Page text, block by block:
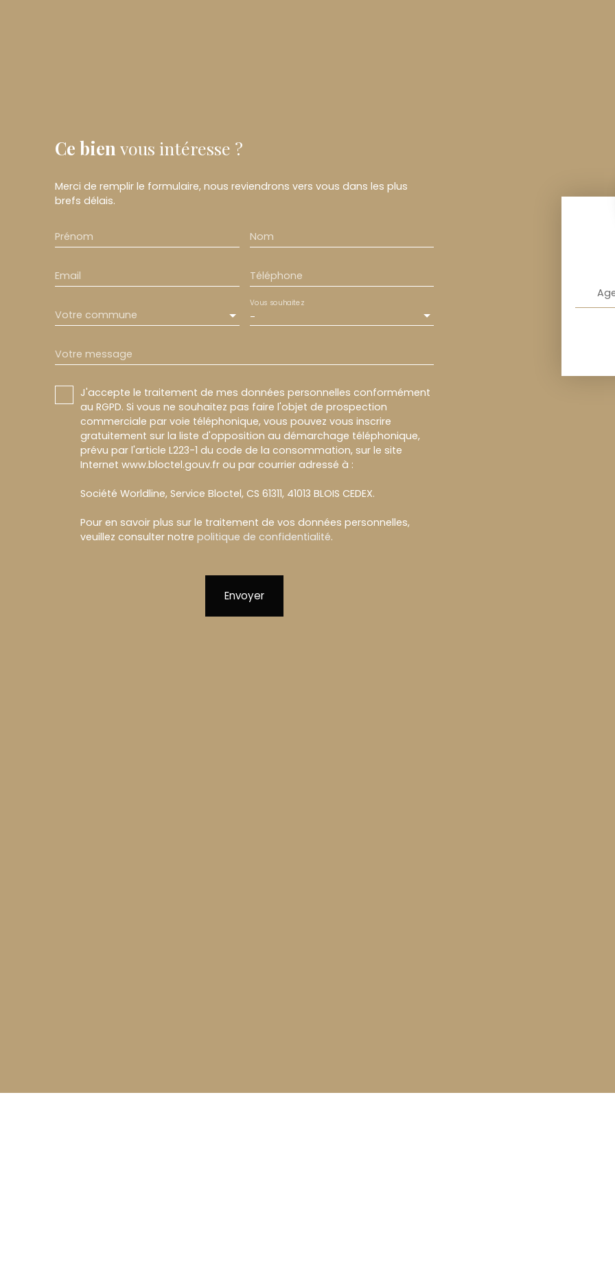
Ce bien vous intéresse ?
Merci de remplir le formulaire, nous reviendrons vers vous dans les plus
brefs délais.
Prénom Nom
Email Téléphone
Votre commune -
Vous souhaitez
Votre message
J'accepte le traitement de mes données personnelles conformément
au RGPD. Si vous ne souhaitez pas faire l'objet de prospection
commerciale par voie téléphonique, vous pouvez vous inscrire
gratuitement sur la liste d'opposition au démarchage téléphonique,
prévu par l'article L223-1 du code de la consommation, sur le site
Internet www.bloctel.gouv.fr ou par courrier adressé à :
Société Worldline, Service Bloctel, CS 61311, 41013 BLOIS CEDEX.
Pour en savoir plus sur le traitement de vos données personnelles,
veuillez consulter notre politique de confidentialité.
Envoyer